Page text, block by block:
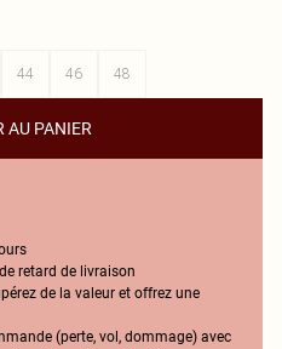
44 46 48
AU PANIER
retard de livraison
de la valeur et offrez une
(perte, vol, dommage) avec